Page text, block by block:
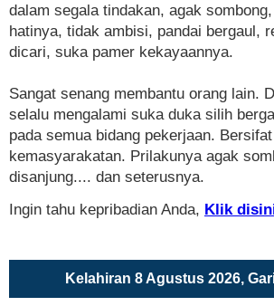
dalam segala tindakan, agak
hatinya, tidak ambisi, pandai bergaul,
dicari, suka pamer kekayaannya.
Sangat senang membantu orang lain.
selalu mengalami suka duka silih
pada semua bidang pekerjaan.
kemasyarakatan. Prilakunya agak
disanjung.... dan seterusnya.
Ingin tahu kepribadian Anda, Klik
Kelahiran 8 Agustus 2026,